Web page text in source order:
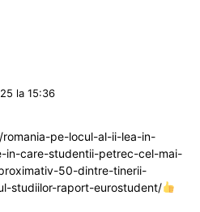
la 15:36
pe-locul-al-ii-lea-in-
in-care-studentii-petrec-cel-mai-
50-dintre-tinerii-
studiilor-raport-eurostudent/